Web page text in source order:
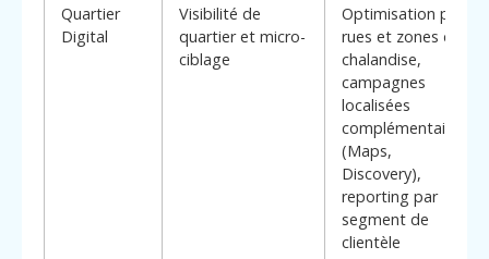
Quartier
Digital
Visibilité de
quartier et micro-
ciblage
Optimisation par
rues et zones de
chalandise,
campagnes
localisées
complémentaires
(Maps,
Discovery),
reporting par
segment de
clientèle